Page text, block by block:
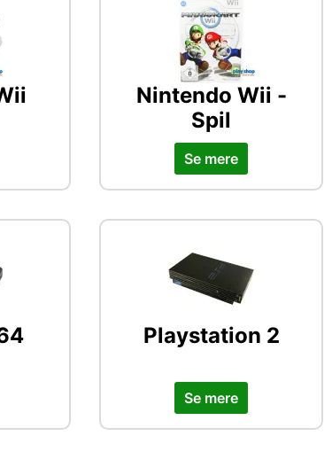
Nintendo Wii -
Spil
Se mere
Playstation 2
Se mere